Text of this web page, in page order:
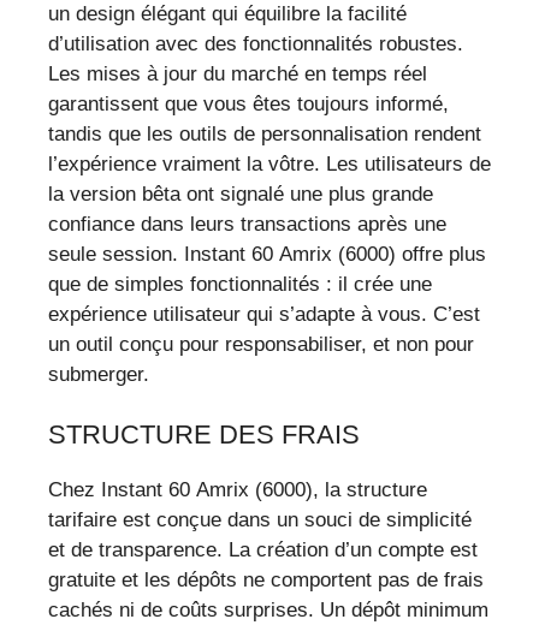
un design élégant qui équilibre la facilité
d’utilisation avec des fonctionnalités robustes.
Les mises à jour du marché en temps réel
garantissent que vous êtes toujours informé,
tandis que les outils de personnalisation rendent
l’expérience vraiment la vôtre. Les utilisateurs de
la version bêta ont signalé une plus grande
confiance dans leurs transactions après une
seule session. Instant 60 Amrix (6000) offre plus
que de simples fonctionnalités : il crée une
expérience utilisateur qui s’adapte à vous. C’est
un outil conçu pour responsabiliser, et non pour
submerger.
STRUCTURE DES FRAIS
Chez Instant 60 Amrix (6000), la structure
tarifaire est conçue dans un souci de simplicité
et de transparence. La création d’un compte est
gratuite et les dépôts ne comportent pas de frais
cachés ni de coûts surprises. Un dépôt minimum